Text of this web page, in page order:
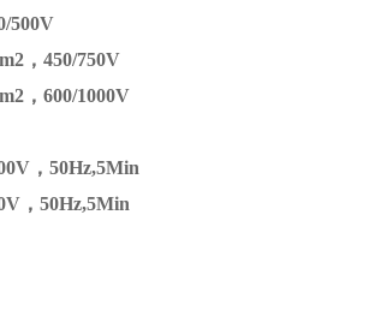
450/750V
600/1000V
50Hz,5Min
50Hz,5Min